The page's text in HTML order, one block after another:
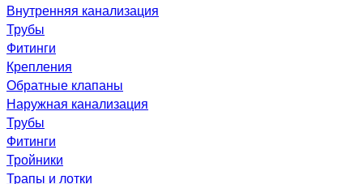
Внутренняя канализация
Трубы
Фитинги
Крепления
Обратные клапаны
Наружная канализация
Трубы
Фитинги
Тройники
Трапы и лотки